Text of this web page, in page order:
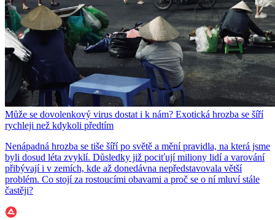
Může se dovolenkový virus dostat i k nám? Exotická hrozba se šíří
rychleji než kdykoli předtím
Nenápadná hrozba se tiše šíří po světě a mění pravidla, na která jsme
byli dosud léta zvyklí. Důsledky již pociťují miliony lidí a varování
přibývají i v zemích, kde až donedávna nepředstavovala větší
problém. Co stojí za rostoucími obavami a proč se o ní mluví stále
častěji?